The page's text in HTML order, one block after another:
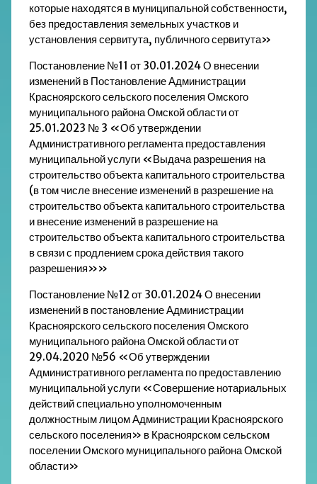
которые находятся в муниципальной собственности,
без предоставления земельных участков и
установления сервитута, публичного сервитута»
Постановление №11 от 30.01.2024 О внесении
изменений в Постановление Администрации
Красноярского сельского поселения Омского
муниципального района Омской области от
25.01.2023 № 3 «Об утверждении
Административного регламента предоставления
муниципальной услуги «Выдача разрешения на
строительство объекта капитального строительства
(в том числе внесение изменений в разрешение на
строительство объекта капитального строительства
и внесение изменений в разрешение на
строительство объекта капитального строительства
в связи с продлением срока действия такого
разрешения»»
Постановление №12 от 30.01.2024 О внесении
изменений в постановление Администрации
Красноярского сельского поселения Омского
муниципального района Омской области от
29.04.2020 №56 «Об утверждении
Административного регламента по предоставлению
муниципальной услуги «Совершение нотариальных
действий специально уполномоченным
должностным лицом Администрации Красноярского
сельского поселения» в Красноярском сельском
поселении Омского муниципального района Омской
области»